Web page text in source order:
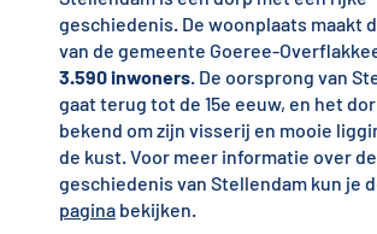
geschiedenis. De woonplaats maakt
van de gemeente Goeree-
3.590 inwoners. De oorsprong van
gaat terug tot de 15e eeuw, en het
bekend om zijn visserij en mooie
de kust. Voor meer informatie over de
geschiedenis van Stellendam kun je
paginabekijken.